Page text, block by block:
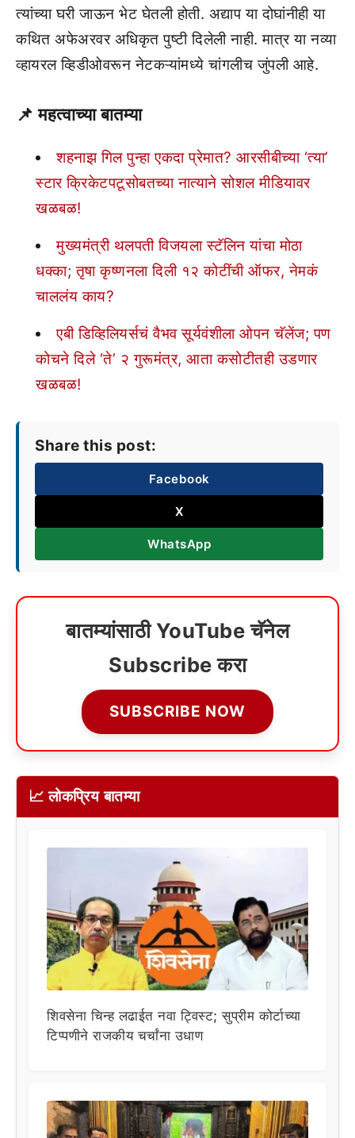
त्यांच्या घरी जाऊन भेट घेतली होती. अद्याप या दोघांनीही या
कथित अफेअरवर अधिकृत पुष्टी दिलेली नाही. मात्र या नव्या
व्हायरल व्हिडीओवरून नेटकऱ्यांमध्ये चांगलीच जुंपली आहे.
📌महत्वाच्या बातम्या
शहनाझ गिल पुन्हा एकदा प्रेमात? आरसीबीच्या ‘त्या’
स्टार क्रिकेटपटूसोबतच्या नात्याने सोशल मीडियावर
खळबळ!
मुख्यमंत्री थलपती विजयला स्टॅलिन यांचा मोठा
धक्का; तृषा कृष्णनला दिली १२ कोटींची ऑफर, नेमकं
चाललंय काय?
एबी डिव्हिलियर्सचं वैभव सूर्यवंशीला ओपन चॅलेंज; पण
कोचने दिले ‘ते’ २ गुरूमंत्र, आता कसोटीतही उडणार
खळबळ!
Share this post:
Facebook
X
WhatsApp
बातम्यांसाठी YouTube चॅनेल
Subscribe करा
SUBSCRIBE NOW
📈 लोकप्रिय बातम्या
शिवसेना चिन्ह लढाईत नवा ट्विस्ट; सुप्रीम कोर्टाच्या
टिप्पणीने राजकीय चर्चांना उधाण